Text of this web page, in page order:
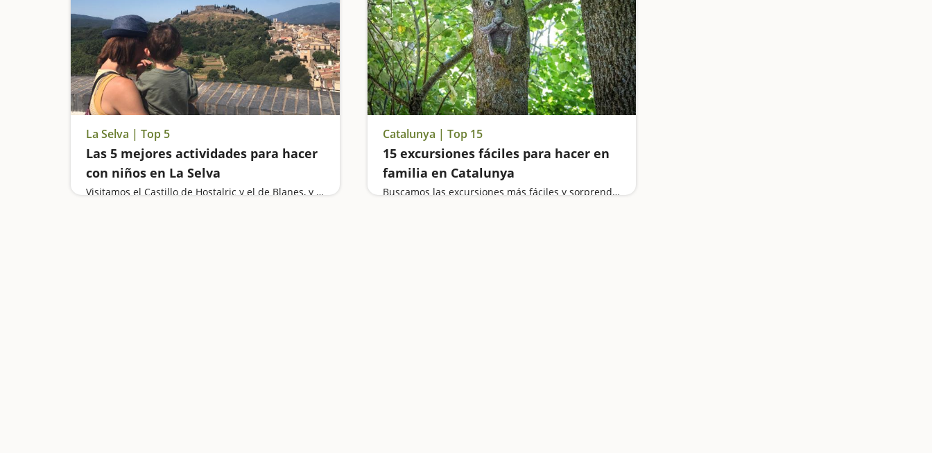
La Selva | Top 5
Las 5 mejores actividades para hacer
con niños en La Selva
Visitamos el Castillo de Hostalric y el de Blanes, y buscamos las hadas que se esconden en los bosques del Montseny
Catalunya | Top 15
15 excursiones fáciles para hacer en
familia en Catalunya
Buscamos las excursiones más fáciles y sorprendentes para toda la familia